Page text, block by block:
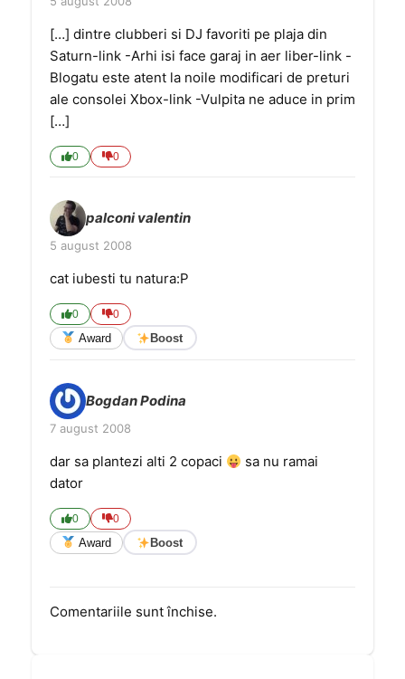
[…] dintre clubberi si DJ favoriti pe plaja din
Saturn-link -Arhi isi face garaj in aer liber-link -
Blogatu este atent la noile modificari de preturi
ale consolei Xbox-link -Vulpita ne aduce in prim
[…]
0 0
palconi valentin
5 august 2008
cat iubesti tu natura:P
0 0
Award Boost
Bogdan Podina
7 august 2008
dar sa plantezi alti 2 copaci
sa nu ramai
dator
0 0
Award Boost
Comentariile sunt închise.